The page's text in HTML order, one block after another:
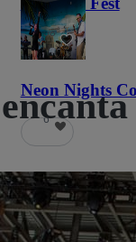
58
Neon Nights
6